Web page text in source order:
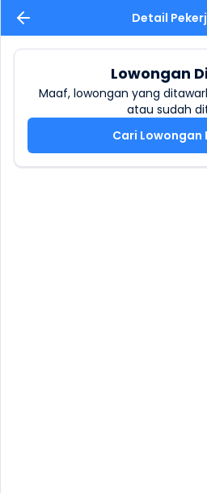
Detail
Lowongan
Maaf, lowongan yang
atau sudah
Cari Lowongan